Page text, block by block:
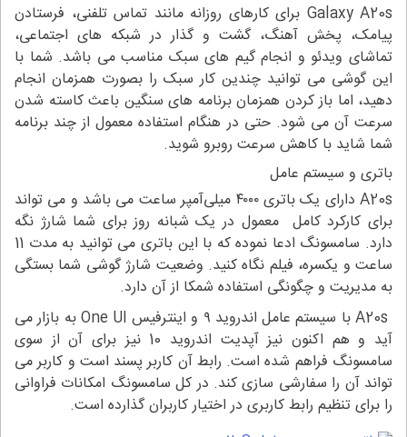
Galaxy A20s برای کارهای روزانه مانند تماس تلفنی، فرستادن
پیامک، پخش آهنگ، گشت و گذار در شبکه های اجتماعی،
تماشای ویدئو و انجام گیم های سبک مناسب می باشد. شما با
این گوشی می توانید چندین کار سبک را بصورت همزمان انجام
دهید، اما باز کردن همزمان برنامه های سنگین باعث کاسته شدن
سرعت آن می شود. حتی در هنگام استفاده معمول از چند برنامه
شما شاید با کاهش سرعت روبرو شوید.
باتری و سیستم عامل
A20s دارای یک باتری ۴۰۰۰ میلی‌آمپر ساعت می باشد و می تواند
برای کارکرد کامل معمول در یک شبانه روز برای شما شارژ نگه
دارد. سامسونگ ادعا نموده که با این باتری می توانید به مدت 11
ساعت و یکسره، فیلم نگاه کنید. وضعیت شارژ گوشی شما بستگی
به مدیریت و چگونگی استفاده شمکا از آن دارد.
A20s با سیستم عامل اندروید ۹ و اینترفیس One UI به بازار می
آید و هم اکنون نیز آپدیت اندروید 10 نیز برای آن از سوی
سامسونگ فراهم شده است. رابط آن کاربر پسند است و کاربر می
تواند آن را سفارشی سازی کند. در کل سامسونگ امکانات فراوانی
را برای تنظیم رابط کاربری در اختیار کاربران گذارده است.